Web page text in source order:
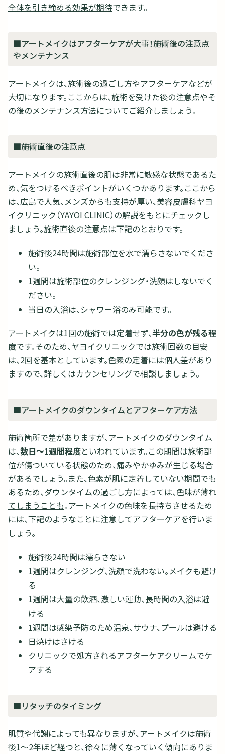
全体を引き締める効果が期待できます。
■アートメイクはアフターケアが大事！施術後の注意点
やメンテナンス
アートメイクは、施術後の過ごし方やアフターケアなどが
大切になります。ここからは、施術を受けた後の注意点やそ
の後のメンテナンス方法についてご紹介しましょう。
■施術直後の注意点
アートメイクの施術直後の肌は非常に敏感な状態であるた
め、気をつけるべきポイントがいくつかあります。ここから
は、広島で人気、メンズからも支持が厚い、美容皮膚科ヤヨ
イクリニック（YAYOI CLINIC）の解説をもとにチェックし
ましょう。施術直後の注意点は下記のとおりです。
施術後24時間は施術部位を水で濡らさないでくださ
い。
1週間は施術部位のクレンジング・洗顔はしないでく
ださい。
当日の入浴は、シャワー浴のみ可能です。
アートメイクは1回の施術では定着せず、半分の色が残る程
度です。そのため、ヤヨイクリニックでは施術回数の目安
は、2回を基本としています。色素の定着には個人差があり
ますので、詳しくはカウンセリングで相談しましょう。
■アートメイクのダウンタイムとアフターケア方法
施術箇所で差がありますが、アートメイクのダウンタイム
は、数日～1週間程度といわれています。この期間は施術部
位が傷ついている状態のため、痛みやかゆみが生じる場合
があるでしょう。また、色素が肌に定着していない期間でも
あるため、ダウンタイムの過ごし方によっては、色味が薄れ
てしまうことも。アートメイクの色味を長持ちさせるため
には、下記のようなことに注意してアフターケアを行いま
しょう。
施術後24時間は濡らさない
1週間はクレンジング、洗顔で洗わない。メイクも避け
る
1週間は大量の飲酒、激しい運動、長時間の入浴は避
ける
1週間は感染予防のため温泉、サウナ、プールは避ける
日焼けはさける
クリニックで処方されるアフターケアクリームでケ
アする
■リタッチのタイミング
肌質や代謝によっても異なりますが、アートメイクは施術
後1～2年ほど経つと、徐々に薄くなっていく傾向にありま